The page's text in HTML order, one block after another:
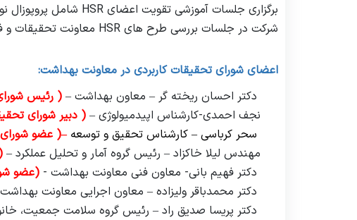
برگزاری جلسات آموزشی تقویت اعضای HSR شامل پروپوزال
شرکت در جلسات بررسی طرح های HSR معاونت تحقیقات و
اعضای شورای تحقیقات کاربردی در معاونت بهداشت:
دکتر احسان ریخته گر – معاون بهداشت – ( رئیس
نجف احمدی-کارشناس اپیدمیولوژی – ( دبیر شورای
سحر کرباسی – کارشناس تحقیق و توسعه –( عضو شورای
مهندس لیلا خاکزاد – رئیس گروه آمار و تحلیل عملکرد –
دکتر فهیم بانی- معاون فنی معاونت بهداشت - (عضو
دکتر محمدباقر ولیزاده – معاون اجرایی معاونت بهداشت
دکتر پریسا صدیق راد – رئیس گروه سلامت جمعیت،